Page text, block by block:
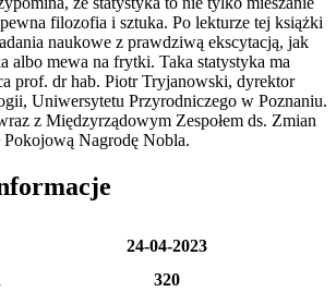
filozofia i sztuka. Po lekturze tej książki
naukowe z prawdziwą ekscytacją, jak
albo mewa na frytki. Taka statystyka ma
prof. dr hab. Piotr Tryjanowski, dyrektor
Uniwersytetu Przyrodniczego w Poznaniu.
z Międzyrządowym Zespołem ds. Zmian
Pokojową Nagrodę Nobla.
24-04-2023
320